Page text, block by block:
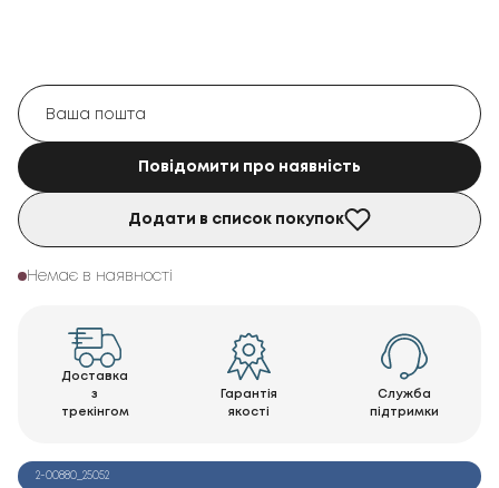
Повідомити про наявність
Додати в список покупок
Немає в наявності
Доставка
з
трекінгом
Гарантія
якості
Служба
підтримки
2-00880_25052